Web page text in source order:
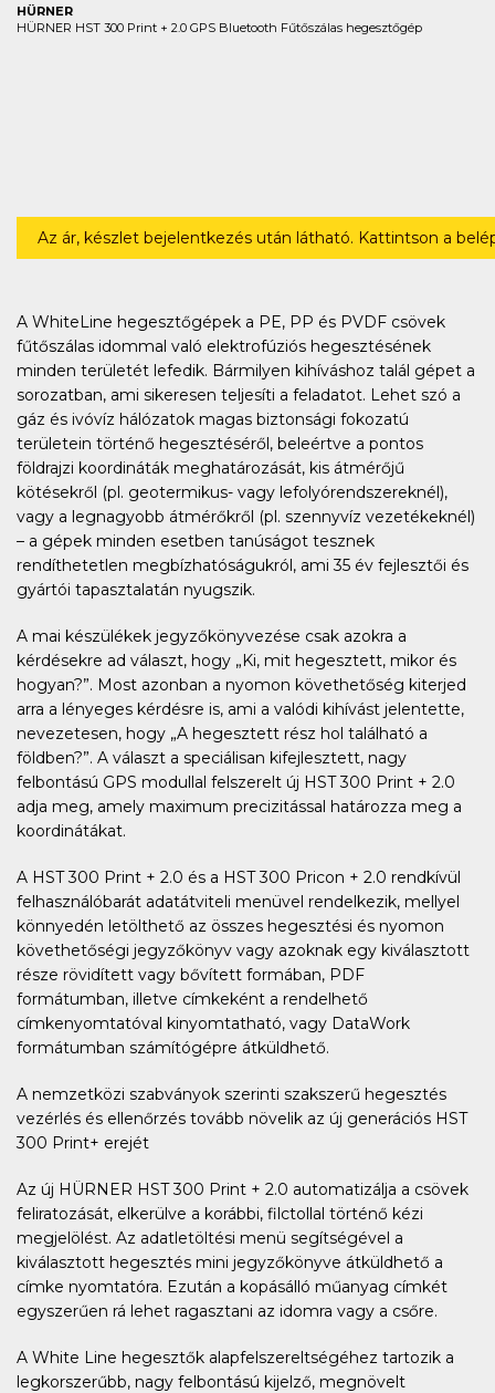
HÜRNER
HÜRNER HST 300 Print + 2.0 GPS Bluetooth Fűtőszálas hegesztőgép
Az ár, készlet bejelentkezés után látható. Kattintson a
A WhiteLine hegesztőgépek a PE, PP és PVDF csövek
fűtőszálas idommal való elektrofúziós hegesztésének
minden területét lefedik. Bármilyen kihíváshoz talál gépet a
sorozatban, ami sikeresen teljesíti a feladatot. Lehet szó a
gáz és ivóvíz hálózatok magas biztonsági fokozatú
területein történő hegesztéséről, beleértve a pontos
földrajzi koordináták meghatározását, kis átmérőjű
kötésekről (pl. geotermikus- vagy lefolyórendszereknél),
vagy a legnagyobb átmérőkről (pl. szennyvíz vezetékeknél)
– a gépek minden esetben tanúságot tesznek
rendíthetetlen megbízhatóságukról, ami 35 év fejlesztői és
gyártói tapasztalatán nyugszik.
A mai készülékek jegyzőkönyvezése csak azokra a
kérdésekre ad választ, hogy „Ki, mit hegesztett, mikor és
hogyan?”. Most azonban a nyomon követhetőség kiterjed
arra a lényeges kérdésre is, ami a valódi kihívást jelentette,
nevezetesen, hogy „A hegesztett rész hol található a
földben?”. A választ a speciálisan kifejlesztett, nagy
felbontású GPS modullal felszerelt új HST 300 Print + 2.0
adja meg, amely maximum precizitással határozza meg a
koordinátákat.
A HST 300 Print + 2.0 és a HST 300 Pricon + 2.0 rendkívül
felhasználóbarát adatátviteli menüvel rendelkezik, mellyel
könnyedén letölthető az összes hegesztési és nyomon
követhetőségi jegyzőkönyv vagy azoknak egy kiválasztott
része rövidített vagy bővített formában, PDF
formátumban, illetve címkeként a rendelhető
címkenyomtatóval kinyomtatható, vagy DataWork
formátumban számítógépre átküldhető.
A nemzetközi szabványok szerinti szakszerű hegesztés
vezérlés és ellenőrzés tovább növelik az új generációs HST
300 Print+ erejét
Az új HÜRNER HST 300 Print + 2.0 automatizálja a csövek
feliratozását, elkerülve a korábbi, filctollal történő kézi
megjelölést. Az adatletöltési menü segítségével a
kiválasztott hegesztés mini jegyzőkönyve átküldhető a
címke nyomtatóra. Ezután a kopásálló műanyag címkét
egyszerűen rá lehet ragasztani az idomra vagy a csőre.
A White Line hegesztők alapfelszereltségéhez tartozik a
legkorszerűbb, nagy felbontású kijelző, megnövelt